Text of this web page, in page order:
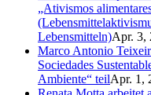
„Ativismos
Lebensmitteln)Apr. 3,
Marco Antonio
Sociedades
Ambiente“ teilApr. 1,